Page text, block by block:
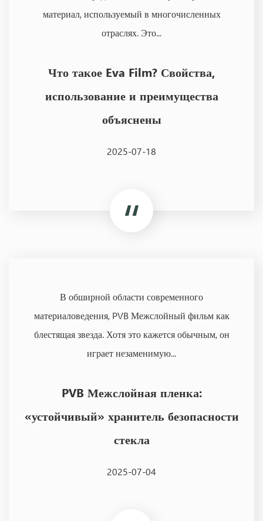
материал, используемый в многочисленных
отраслях. Это...
Что такое Eva Film? Свойства,
использование и преимущества
объяснены
2025-07-18
В обширной области современного
материаловедения, PVB Межслойный фильм как
блестящая звезда. Хотя это кажется обычным, он
играет незаменимую...
PVB Межслойная пленка:
«устойчивый» хранитель безопасности
стекла
2025-07-04